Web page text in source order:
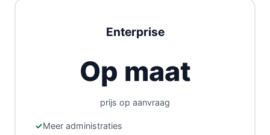
Enterprise
Op maat
prijs op aanvraag
Meer administraties